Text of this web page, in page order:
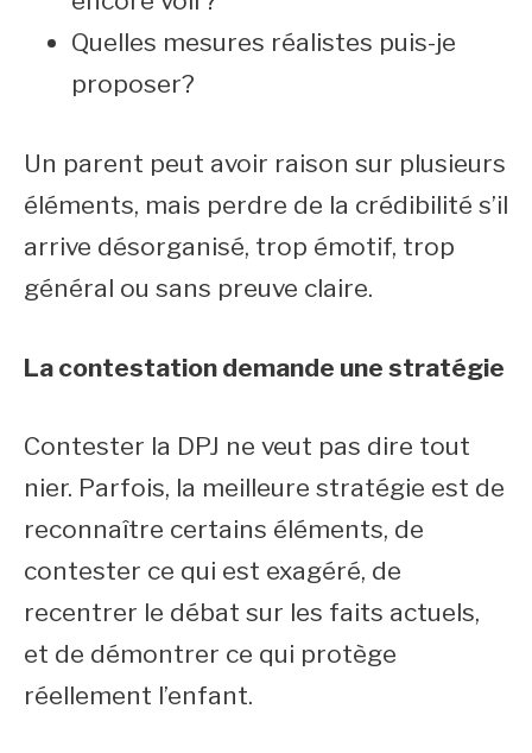
Quelles mesures réalistes puis-je
proposer?
Un parent peut avoir raison sur plusieurs
éléments, mais perdre de la crédibilité s’il
arrive désorganisé, trop émotif, trop
général ou sans preuve claire.
La contestation demande une stratégie
Contester la DPJ ne veut pas dire tout
nier. Parfois, la meilleure stratégie est de
reconnaître certains éléments, de
contester ce qui est exagéré, de
recentrer le débat sur les faits actuels,
et de démontrer ce qui protège
réellement l’enfant.